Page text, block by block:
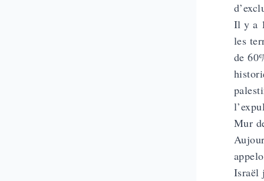
Il y a
les
de
Mur
Israël